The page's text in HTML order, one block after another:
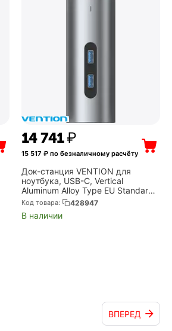
14 741₽
15 517 ₽ по безналичному расчёту
Док-станция VENTION для
ноутбука, USB-C, Vertical
Aluminum Alloy Type EU Standard
(TPJH0-EU)
Код товара: 428947
В наличии
ВПЕРЕД